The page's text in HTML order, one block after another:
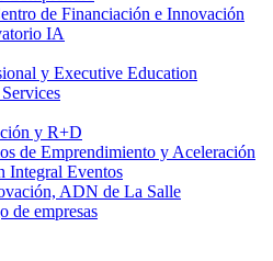
de Financiación e Innovación
IA
y Executive Education
y R+D
de Emprendimiento y Aceleración
Integral Eventos
ADN de La Salle
de empresas